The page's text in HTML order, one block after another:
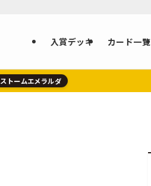
入賞デッキ カード一覧
ストームエメラルダ